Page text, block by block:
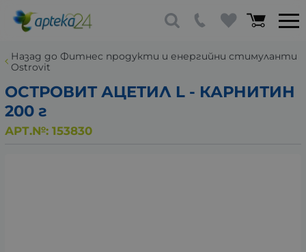
Назад до Фитнес продукти и енергийни стимуланти
Ostrovit
ОСТРОВИТ АЦЕТИЛ L - КАРНИТИН
200 г
АРТ.№: 153830